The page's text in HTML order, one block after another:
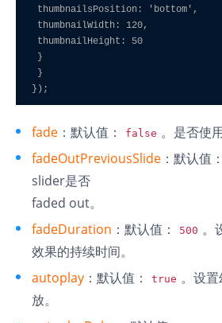
thumbnailsPosition: 'bottom',
thumbnailWidth: 120,
thumbnailHeight: 50
}
}
fade ：默认值： false 。是否使
fadeOutPreviousSlide ：默认值：
slider是否
faded out。
fadeDuration ：默认值： 500 。
效果的持续时间。
autoplay ：默认值： true 。设
放。